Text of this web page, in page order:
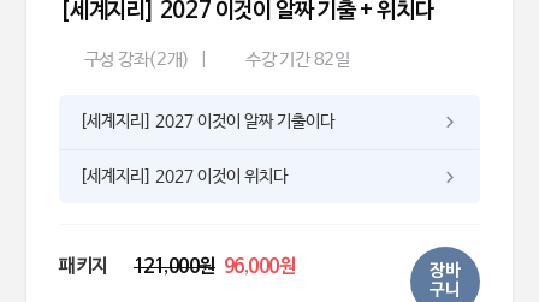
[세계지리] 2027 이것이 알짜 기출 + 위치다
구성 강좌(2개) 수강 기간 82일
[세계지리] 2027 이것이 알짜 기출이다
[세계지리] 2027 이것이 위치다
패키지 121,000원 96,000원
장바
구니